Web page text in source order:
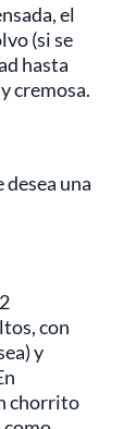
el
(si se
hasta
cremosa.
desea una
con
y
chorrito